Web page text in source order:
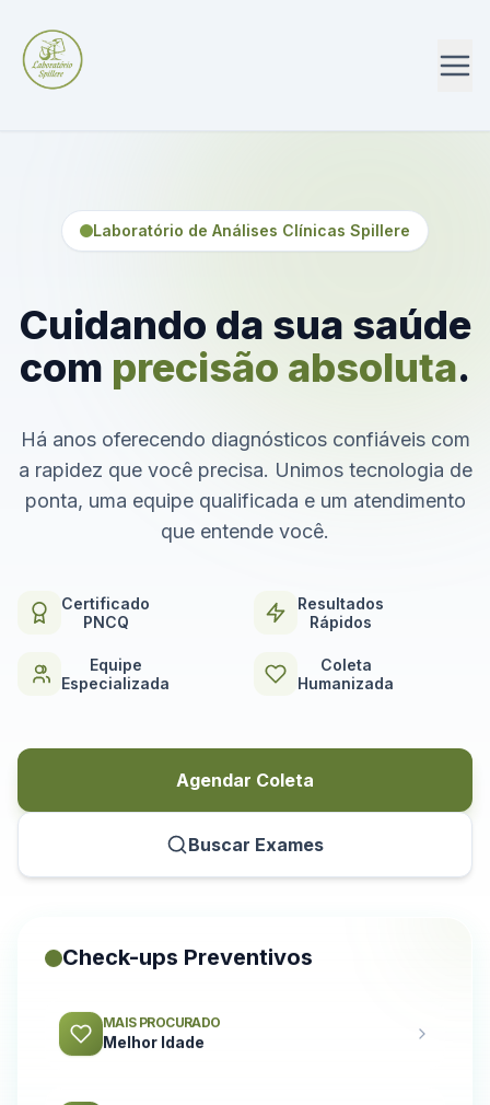
Laboratório de Análises Clínicas Spillere
Cuidando da sua saúde
com precisão absoluta.
Há anos oferecendo diagnósticos confiáveis com
a rapidez que você precisa. Unimos tecnologia de
ponta, uma equipe qualificada e um atendimento
que entende você.
Certificado
PNCQ
Resultados
Rápidos
Equipe
Especializada
Coleta
Humanizada
Agendar Coleta
Buscar Exames
Check-ups Preventivos
MAIS PROCURADO
Melhor Idade